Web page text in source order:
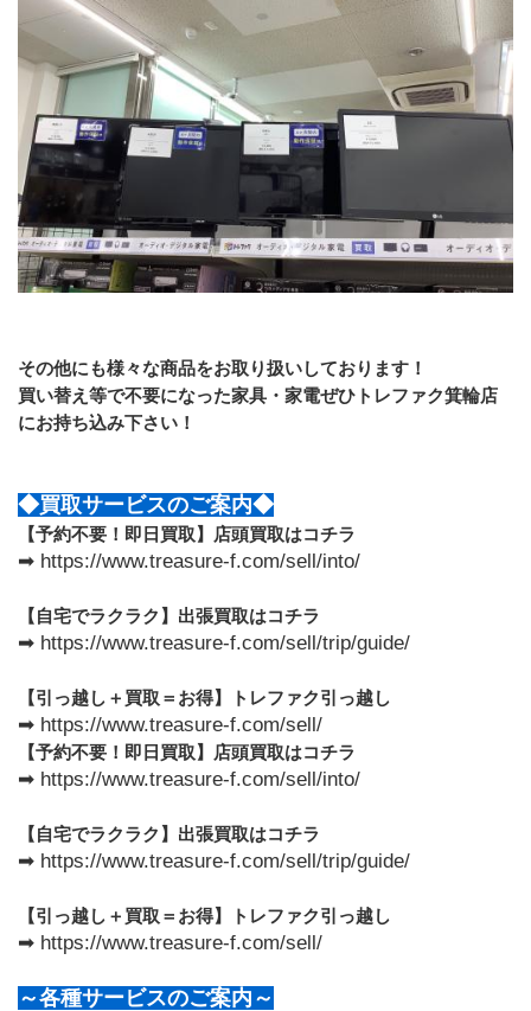
その他にも様々な商品をお取り扱いしております！
買い替え等で不要になった家具・家電ぜひトレファク箕輪店
にお持ち込み下さい！
◆買取サービスのご案内◆
【予約不要！即日買取】店頭買取はコチラ
➡ https://www.treasure-f.com/sell/into/
【自宅でラクラク】出張買取はコチラ
➡ https://www.treasure-f.com/sell/trip/guide/
【引っ越し＋買取＝お得】トレファク引っ越し
➡ https://www.treasure-f.com/sell/
【予約不要！即日買取】店頭買取はコチラ
➡ https://www.treasure-f.com/sell/into/
【自宅でラクラク】出張買取はコチラ
➡ https://www.treasure-f.com/sell/trip/guide/
【引っ越し＋買取＝お得】トレファク引っ越し
➡ https://www.treasure-f.com/sell/
～各種サービスのご案内～